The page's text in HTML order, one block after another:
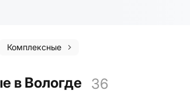
Комплексные
в Вологде 36